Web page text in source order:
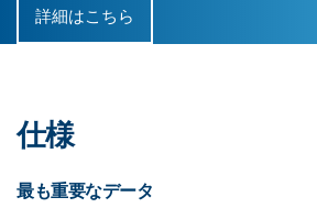
詳細はこちら
仕様
最も重要なデータ